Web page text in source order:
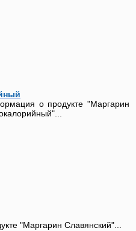
о продукте "Маргарин
"Маргарин Славянский"...